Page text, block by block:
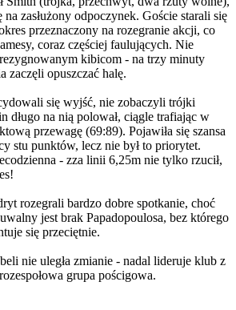
na zasłużony odpoczynek. Goście starali się
przeznaczony na rozegranie akcji, co
coraz częściej faulujących. Nie
kibicom - na trzy minuty
zaczęli opuszczać halę.
się wyjść, nie zobaczyli trójki
długo na nią polował, ciągle trafiając w
przewagę (69:89). Pojawiła się szansa
stu punktów, lecz nie był to priorytet.
- zza linii 6,25m nie tylko rzucił,
rozegrali bardzo dobre spotkanie, choć
jest brak Papadopoulosa, bez którego
się przeciętnie.
nie uległa zmianie - nadal lideruje klub z
grupa pościgowa.